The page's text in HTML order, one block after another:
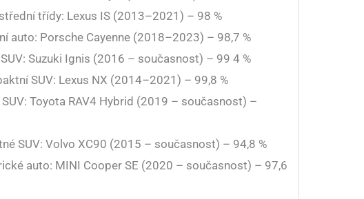
třídy: Lexus IS (2013–2021) – 98 %
auto: Porsche Cayenne (2018–2023) – 98,7 %
Suzuki Ignis (2016 – současnost) – 99 4 %
SUV: Lexus NX (2014–2021) – 99,8 %
Toyota RAV4 Hybrid (2019 – současnost) –
SUV: Volvo XC90 (2015 – současnost) – 94,8 %
auto: MINI Cooper SE (2020 – současnost) – 97,6